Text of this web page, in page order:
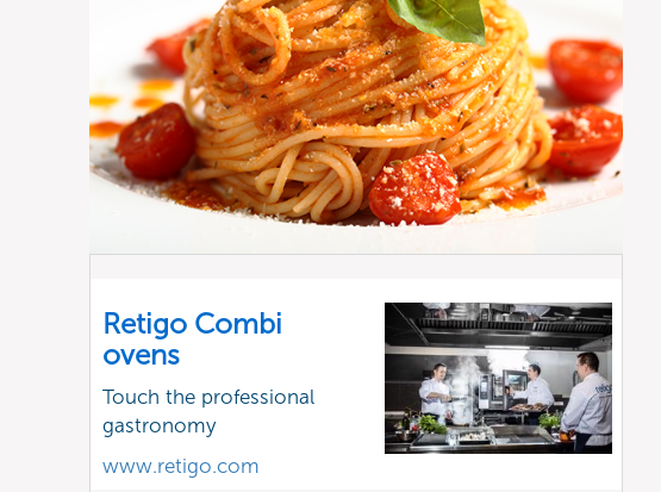
Retigo Combi
ovens
Touch the professional
gastronomy
www.retigo.com